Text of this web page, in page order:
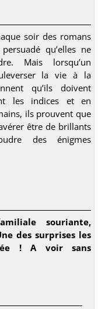
soir des romans
qu’elles ne
Mais lorsqu’un
la vie à la
qu’ils doivent
les indices et en
ils prouvent que
être de brillants
des énigmes
souriante,
des surprises les
! A voir sans